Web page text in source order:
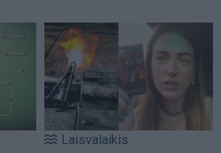
Laisvalaikis